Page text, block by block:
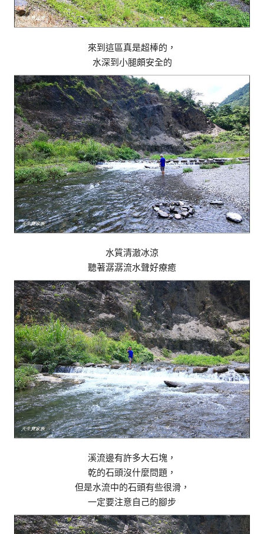
來到這區真是超棒的，
水深到小腿頗安全的
水質清澈冰涼
聽著潺潺流水聲好療癒
溪流邊有許多大石塊，
乾的石頭沒什麼問題，
但是水流中的石頭有些很滑，
一定要注意自己的腳步